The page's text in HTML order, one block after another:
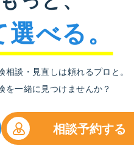
べる。
相談・見直しは頼れるプロと。
を一緒に見つけませんか？
相談予約する